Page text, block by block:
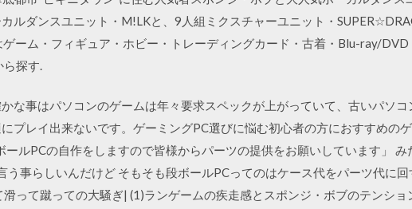
ルダンスユニット・M!LKと、9人組ミクスチャーユニット・
ーム・フィギュア・ホビー・トレーディングカード・古着・Blu-ray/DVD
探す.
な事はパソコンのゲームは年々要求スペックが上がっていて、古いパソコ
プレイ出来ないです。ゲーミングPC選びに悩む初心者の方におすすめの
ルPCの自作をしますので皆様からパーツの提供をお願いしています」 み
う事らしいんだけど そもそも段ボールPCってのはケース代をパーツ代に
って蹴っての大騒ぎ| (1)ランゲームの疾走感とスポンジ・ボブのテンショ